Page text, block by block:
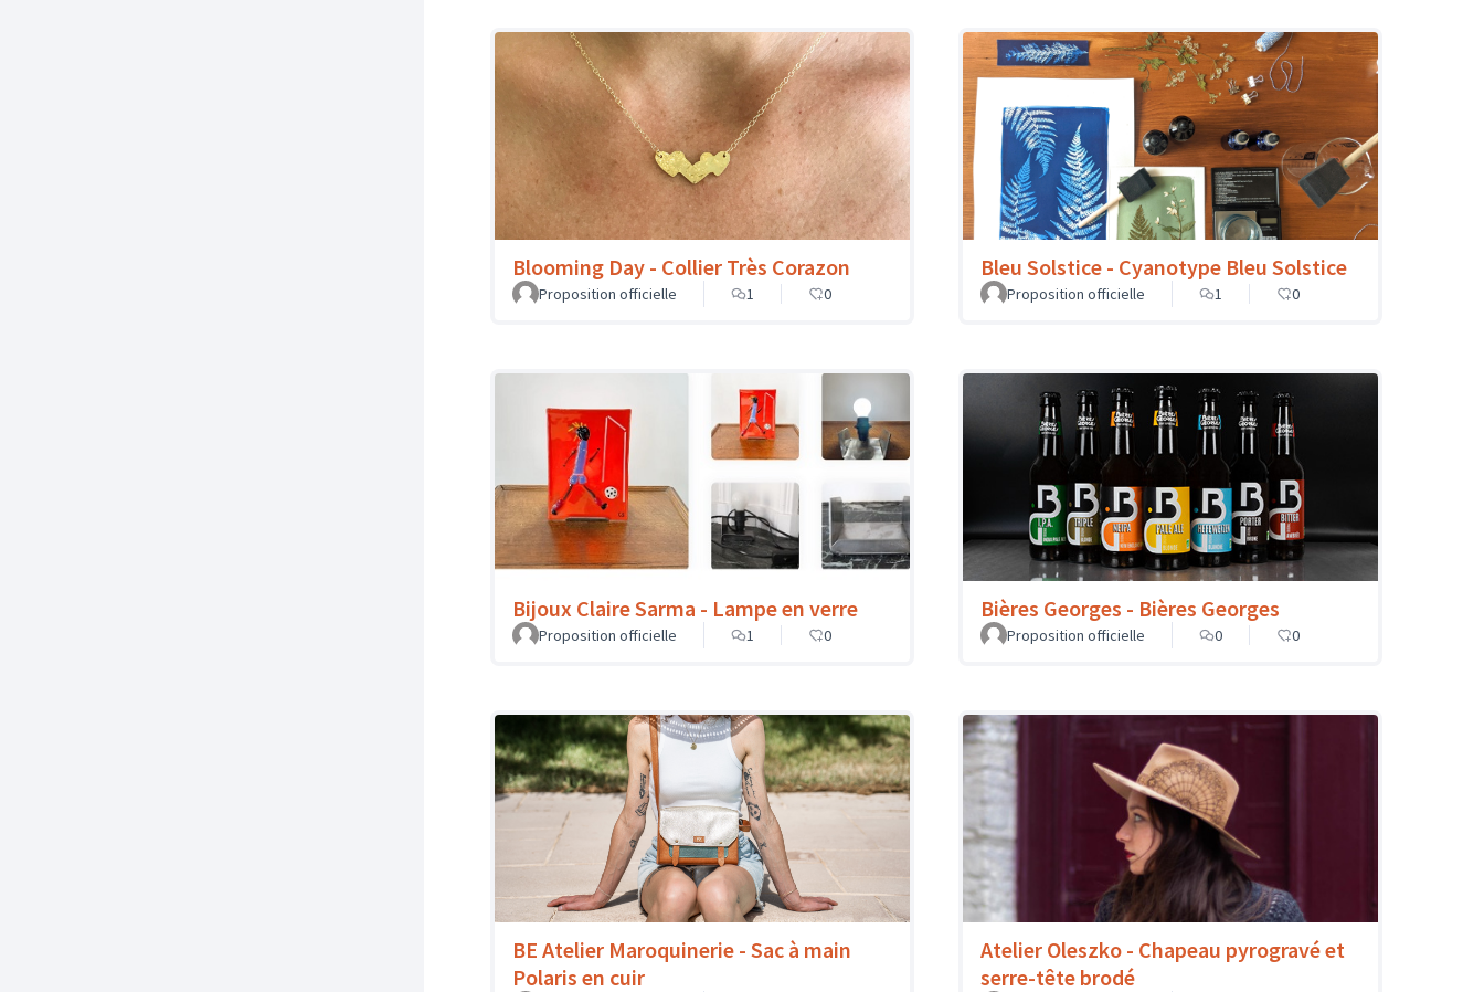
Blooming Day - Collier Très Corazon
Proposition officielle 1 0
Bleu Solstice - Cyanotype Bleu Solstice
Proposition officielle 1 0
Bijoux Claire Sarma - Lampe en verre
Proposition officielle 1 0
Bières Georges - Bières Georges
Proposition officielle 0 0
BE Atelier Maroquinerie - Sac à main
Polaris en cuir
Atelier Oleszko - Chapeau pyrogravé et
serre-tête brodé